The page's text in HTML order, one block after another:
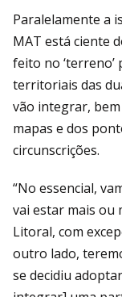
Paralelamente a
MAT está ciente
feito no ‘terreno’
territoriais das
vão integrar,
mapas e dos
circunscrições.
“No essencial,
vai estar mais ou
Litoral, com
outro lado,
se decidiu